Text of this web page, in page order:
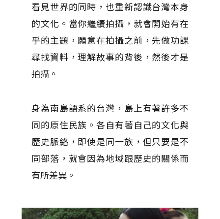
看見世界的同時，也重新認識台灣本身
的文化。當你繼續拍攝，就會開始有在
乎的主題，願意在拍攝之前，先做功課
尋找資料，理解故事的背後，然後才是
拍攝。
身為南島語系的台灣，島上有著許多不
同的原住民族。各自有著自己的文化與
歷史脈絡，即使是同一族，但只要是不
同部落，就會因為地域跟歷史的關係而
有所差異。